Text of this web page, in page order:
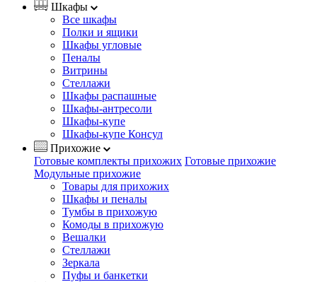
Шкафы
Все шкафы
Полки и ящики
Шкафы угловые
Пеналы
Витрины
Стеллажи
Шкафы распашные
Шкафы-антресоли
Шкафы-купе
Шкафы-купе Консул
Прихожие
Готовые комплекты прихожих Готовые прихожие
Модульные прихожие
Товары для прихожих
Шкафы и пеналы
Тумбы в прихожую
Комоды в прихожую
Вешалки
Стеллажи
Зеркала
Пуфы и банкетки